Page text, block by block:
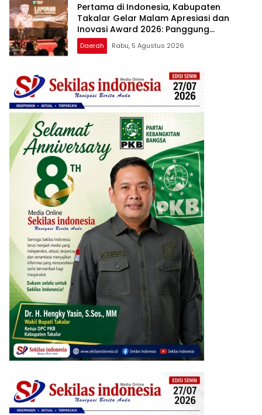
Pertama di Indonesia, Kabupaten
Takalar Gelar Malam Apresiasi dan
Inovasi Award 2026: Panggung
Penghargaan bagi Pelayan Publik
Berprestasi
Daerah Rabu, 5 Agustus 2026